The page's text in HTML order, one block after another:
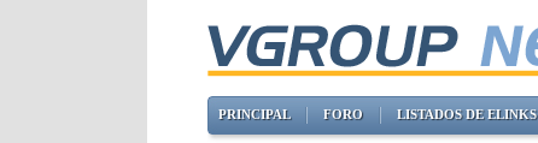
PRINCIPAL FORO LISTADOS DE ELINKS